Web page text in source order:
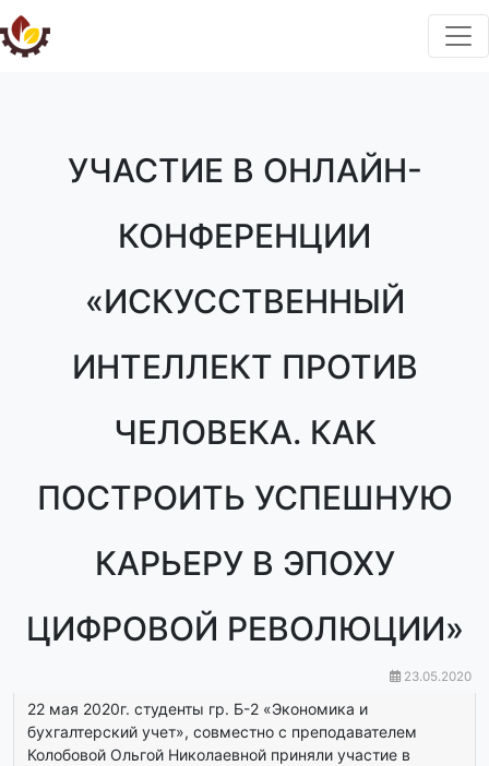
УЧАСТИЕ В ОНЛАЙН-
КОНФЕРЕНЦИИ
«ИСКУССТВЕННЫЙ
ИНТЕЛЛЕКТ ПРОТИВ
ЧЕЛОВЕКА. КАК
ПОСТРОИТЬ УСПЕШНУЮ
КАРЬЕРУ В ЭПОХУ
ЦИФРОВОЙ РЕВОЛЮЦИИ»
23.05.2020
22 мая 2020г. студенты гр. Б-2 «Экономика и
бухгалтерский учет», совместно с преподавателем
Колобовой Ольгой Николаевной приняли участие в